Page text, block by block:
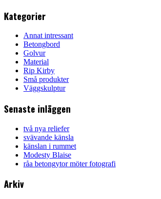
Kategorier
Annat intressant
Betongbord
Golvur
Material
Rip Kirby
Små produkter
Väggskulptur
Senaste inläggen
två nya reliefer
svävande känsla
känslan i rummet
Modesty Blaise
råa betongytor möter fotografi
Arkiv